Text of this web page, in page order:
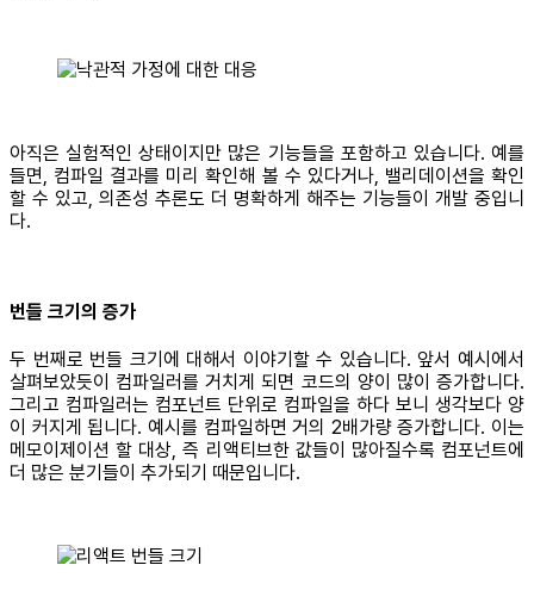
아직은 실험적인 상태이지만 많은 기능들을 포함하고 있습니다. 예를
들면, 컴파일 결과를 미리 확인해 볼 수 있다거나, 밸리데이션을 확인
할 수 있고, 의존성 추론도 더 명확하게 해주는 기능들이 개발 중입니
다.
번들 크기의 증가
두 번째로 번들 크기에 대해서 이야기할 수 있습니다. 앞서 예시에서
살펴보았듯이 컴파일러를 거치게 되면 코드의 양이 많이 증가합니다.
그리고 컴파일러는 컴포넌트 단위로 컴파일을 하다 보니 생각보다 양
이 커지게 됩니다. 예시를 컴파일하면 거의 2배가량 증가합니다. 이는
메모이제이션 할 대상, 즉 리액티브한 값들이 많아질수록 컴포넌트에
더 많은 분기들이 추가되기 때문입니다.